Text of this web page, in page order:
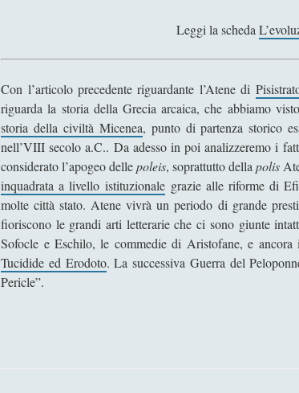
Leggi la scheda
Con l’articolo precedente riguardante l’Atene di
riguarda la storia della Grecia arcaica, che abbiamo
storia della civiltà Micenea, punto di partenza storico
nell’VIII secolo a.C.. Da adesso in poi analizzeremo i
considerato l’apogeo dellepoleis, soprattutto dellapolis
inquadrata a livello istituzionalegrazie alle riforme di
molte città stato. Atene vivrà un periodo di grande
fioriscono le grandi arti letterarie che ci sono giunte
Sofocle e Eschilo, le commedie di Aristofane, e
Tucidide ed Erodoto. La successiva Guerra del
Pericle”.